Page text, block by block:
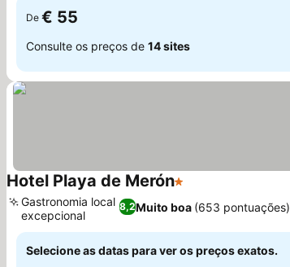
De € 55
Consulte os preços de 14 sites
Hotel Playa de Merón1 Estrelas
8,2Muito boa (653 pontuações)
Gastronomia local
excepcional
Selecione as datas para ver os preços exatos.